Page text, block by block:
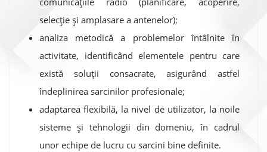
selecție și amplasare a antenelor);
analiza metodică a problemelor întâlnite în
activitate, identificând elementele pentru care
există soluții consacrate, asigurând astfel
îndeplinirea sarcinilor profesionale;
adaptarea flexibilă, la nivel de utilizator, la noile
sisteme și tehnologii din domeniu, în cadrul
unor echipe de lucru cu sarcini bine definite.